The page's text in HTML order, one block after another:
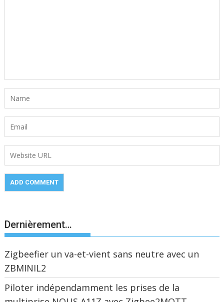
Dernièrement…
Zigbeefier un va-et-vient sans neutre avec un
ZBMINIL2
Piloter indépendamment les prises de la